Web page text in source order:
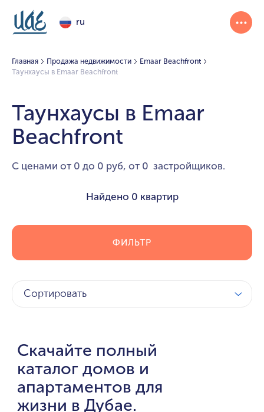
ru
Главная Продажа недвижимости
Emaar Beachfront
Таунхаусы в Emaar Beachfront
Таунхаусы в Emaar
Beachfront
С ценами от 0 до 0 руб, от 0 застройщиков.
Найдено 0 квартир
ФИЛЬТР
Сортировать
Скачайте полный
каталог домов и
апартаментов для
жизни в Дубае.